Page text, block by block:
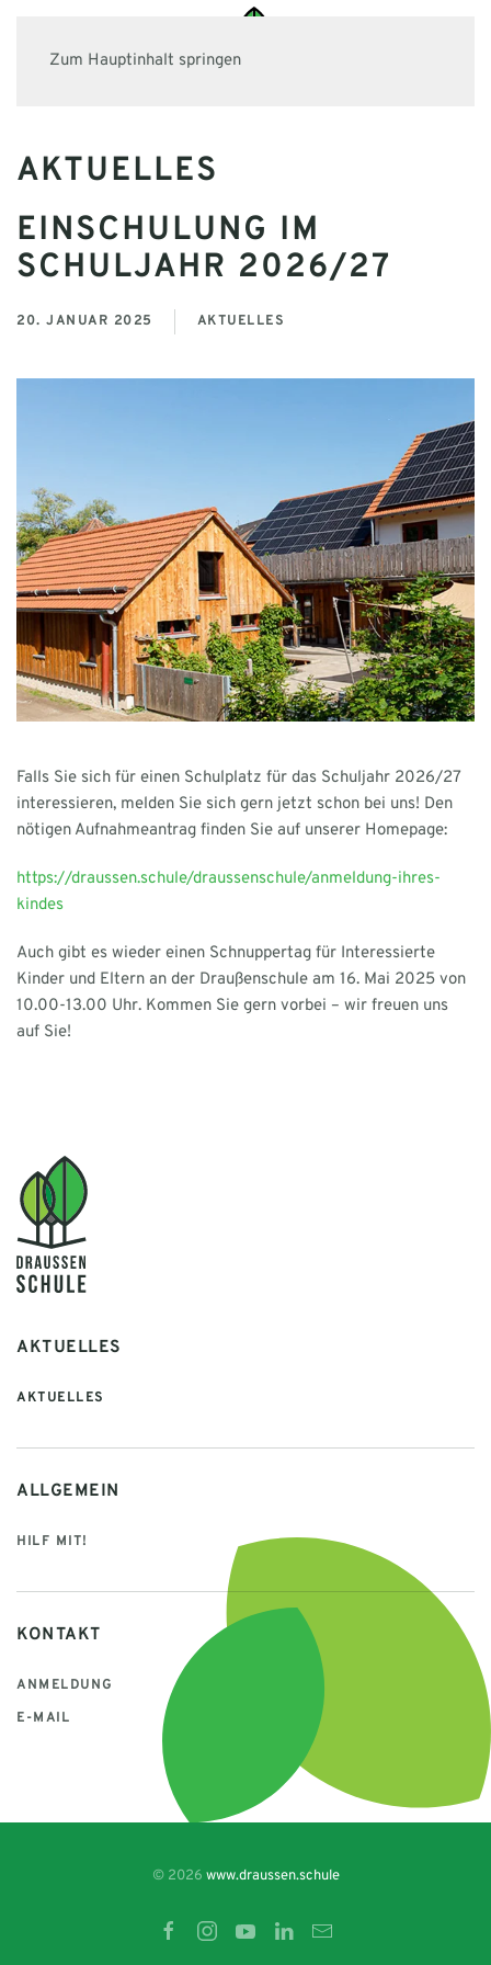
Zum Hauptinhalt springen
AKTUELLES
EINSCHULUNG IM
SCHULJAHR 2026/27
20. JANUAR 2025 AKTUELLES
Falls Sie sich für einen Schulplatz für das Schuljahr 2026/27
interessieren, melden Sie sich gern jetzt schon bei uns! Den
nötigen Aufnahmeantrag finden Sie auf unserer Homepage:
https://draussen.schule/draussenschule/anmeldung-ihres-
kindes
Auch gibt es wieder einen Schnuppertag für Interessierte
Kinder und Eltern an der Draußenschule am 16. Mai 2025 von
10.00-13.00 Uhr. Kommen Sie gern vorbei – wir freuen uns
auf Sie!
AKTUELLES
AKTUELLES
ALLGEMEIN
HILF MIT!
KONTAKT
ANMELDUNG
E-MAIL
© 2026 www.draussen.schule